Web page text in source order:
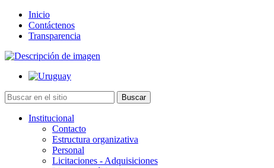
Inicio
Contáctenos
Transparencia
Institucional
Contacto
Estructura organizativa
Personal
Licitaciones - Adquisiciones